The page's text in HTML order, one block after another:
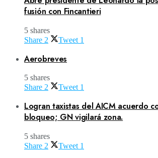
fusión con Fincantieri
5 shares
Share 2 Tweet 1
Aerobreves
5 shares
Share 2 Tweet 1
Logran taxistas del AICM acuerdo
bloqueo; GN vigilará zona.
5 shares
Share 2 Tweet 1